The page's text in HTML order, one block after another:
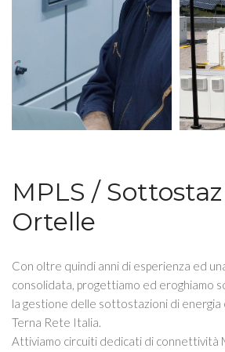
MPLS /
Ortelle
Con oltre quindi anni di esperienza ed
consolidata, progettiamo ed eroghiamo
la gestione delle sottostazioni di energia
Terna Rete Italia.
Attiviamo circuiti dedicati di connettività